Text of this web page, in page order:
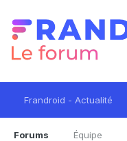
Frandroid - Actualité
Forums Équipe